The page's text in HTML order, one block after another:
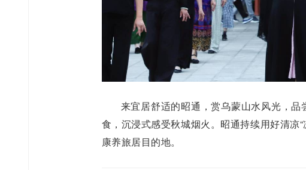
来宜居舒适的昭通，赏乌蒙山水风光，
食，沉浸式感受秋城烟火。昭通持续用好清凉
康养旅居目的地。